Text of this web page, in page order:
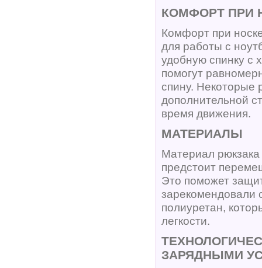
КОМФОРТ ПРИ
Комфорт при
для работы с
удобную спинку с
помогут
спину.
дополнительной
время движения.
МАТЕРИАЛЫ
Материал
предстоит
Это поможет
зарекомендовали
полиуретан,
легкости.
ЗАРЯДНЫМИ